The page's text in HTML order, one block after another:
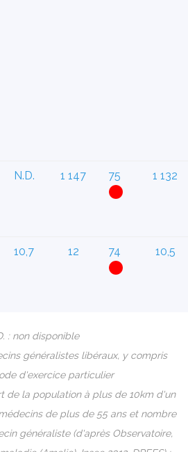
N.D. 1 147 75 1 132
10,7 12 74 10,5
: non disponible
généralistes libéraux, y compris
d'exercice particulier
de la population à plus de 10km d'un
de plus de 55 ans et nombre
généraliste (d'après Observatoire,